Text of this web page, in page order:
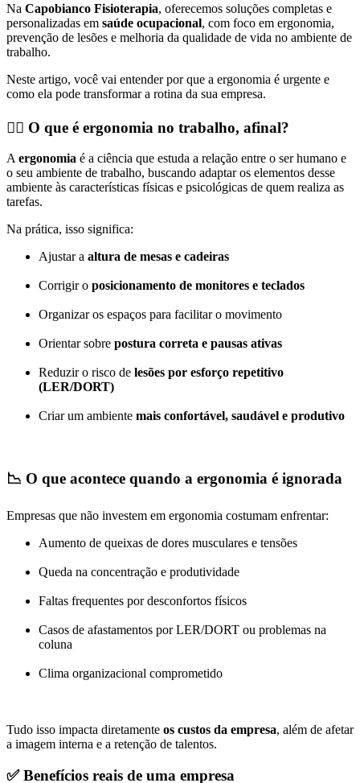
Na Capobianco Fisioterapia, oferecemos soluções completas e
personalizadas em saúde ocupacional, com foco em ergonomia,
prevenção de lesões e melhoria da qualidade de vida no ambiente de
trabalho.
Neste artigo, você vai entender por que a ergonomia é urgente e
como ela pode transformar a rotina da sua empresa.
🧍‍♂️ O que é ergonomia no trabalho, afinal?
Aergonomia é a ciência que estuda a relação entre o ser humano e
o seu ambiente de trabalho, buscando adaptar os elementos desse
ambiente às características físicas e psicológicas de quem realiza as
tarefas.
Na prática, isso significa:
Ajustar a altura de mesas e cadeiras
Corrigir o posicionamento de monitores e teclados
Organizar os espaços para facilitar o movimento
Orientar sobre postura correta e pausas ativas
Reduzir o risco de lesões por esforço repetitivo
(LER/DORT)
Criar um ambiente mais confortável, saudável e produtivo
📉 O que acontece quando a ergonomia é ignorada
Empresas que não investem em ergonomia costumam enfrentar:
Aumento de queixas de dores musculares e tensões
Queda na concentração e produtividade
Faltas frequentes por desconfortos físicos
Casos de afastamentos por LER/DORT ou problemas na
coluna
Clima organizacional comprometido
Tudo isso impacta diretamente os custos da empresa, além de afetar
a imagem interna e a retenção de talentos.
✅Benefícios reais de uma empresa